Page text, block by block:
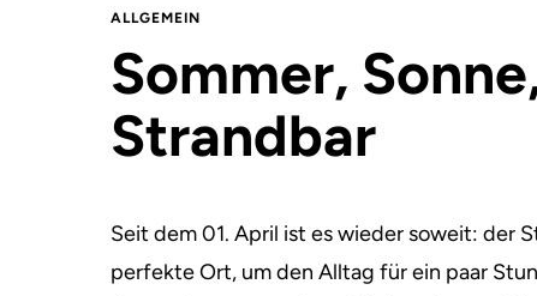
ALLGEMEIN
Sommer,
Strandbar
Seit dem 01. April ist es wieder soweit: der
perfekte Ort, um den Alltag für ein paar